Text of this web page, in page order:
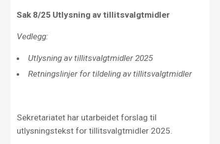
Sak 8/25 Utlysning av tillitsvalgtmidler
Vedlegg:
Utlysning av tillitsvalgtmidler 2025
Retningslinjer for tildeling av tillitsvalgtmidler
Sekretariatet har utarbeidet forslag til
utlysningstekst for tillitsvalgtmidler 2025.